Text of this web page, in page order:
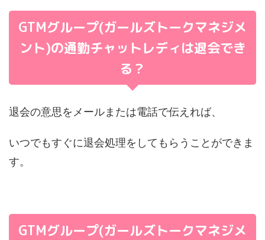
GTMグループ(ガールズトークマネジメ
ント)の通勤チャットレディは退会でき
る？
退会の意思をメールまたは電話で伝えれば、
いつでもすぐに退会処理をしてもらうことができま
す。
GTMグループ(ガールズトークマネジメ